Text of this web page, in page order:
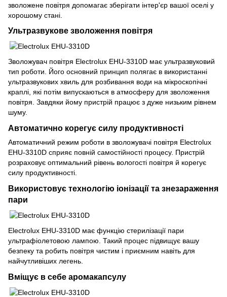
зволожене повітря допомагає зберігати інтер'єр вашої оселі у
хорошому стані.
Ультразвукове зволоження повітря
Зволожувач повітря Electrolux EHU-3310D має ультразвуковий
тип роботи. Його основний принцип полягає в використанні
ультразвукових хвиль для розбивання води на мікроскопічні
краплі, які потім випускаються в атмосферу для зволоження
повітря. Завдяки йому пристрій працює з дуже низьким рівнем
шуму.
Автоматично корегує силу продуктивності
Автоматичний режим роботи в зволожувачі повітря Electrolux
EHU-3310D сприяє повній самостійності процесу. Пристрій
розраховує оптимальний рівень вологості повітря й корегує
силу продуктивності.
Використовує технологію іонізації та знезараження
пари
Electrolux EHU-3310D має функцію стерилізації пари
ультрафіолетовою лампою. Такий процес підвищує вашу
безпеку та робить повітря чистим і приємним навіть для
найчутливіших легень.
Вміщує в себе аромакапсулу